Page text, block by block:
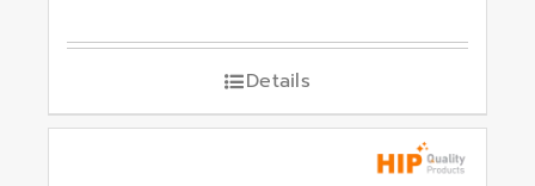
Details